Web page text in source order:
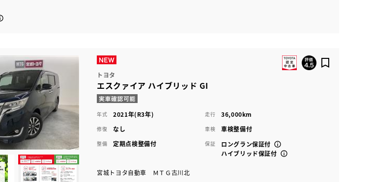
トヨタ
エスクァイア ハイブリッド GI
年式 2021年(R3年) 走行 36,000km
修復 なし 車検 車検整備付
整備 定期点検整備付 保証
ロングラン保証付
ハイブリッド保証付
宮城トヨタ自動車 ＭＴＧ古川北